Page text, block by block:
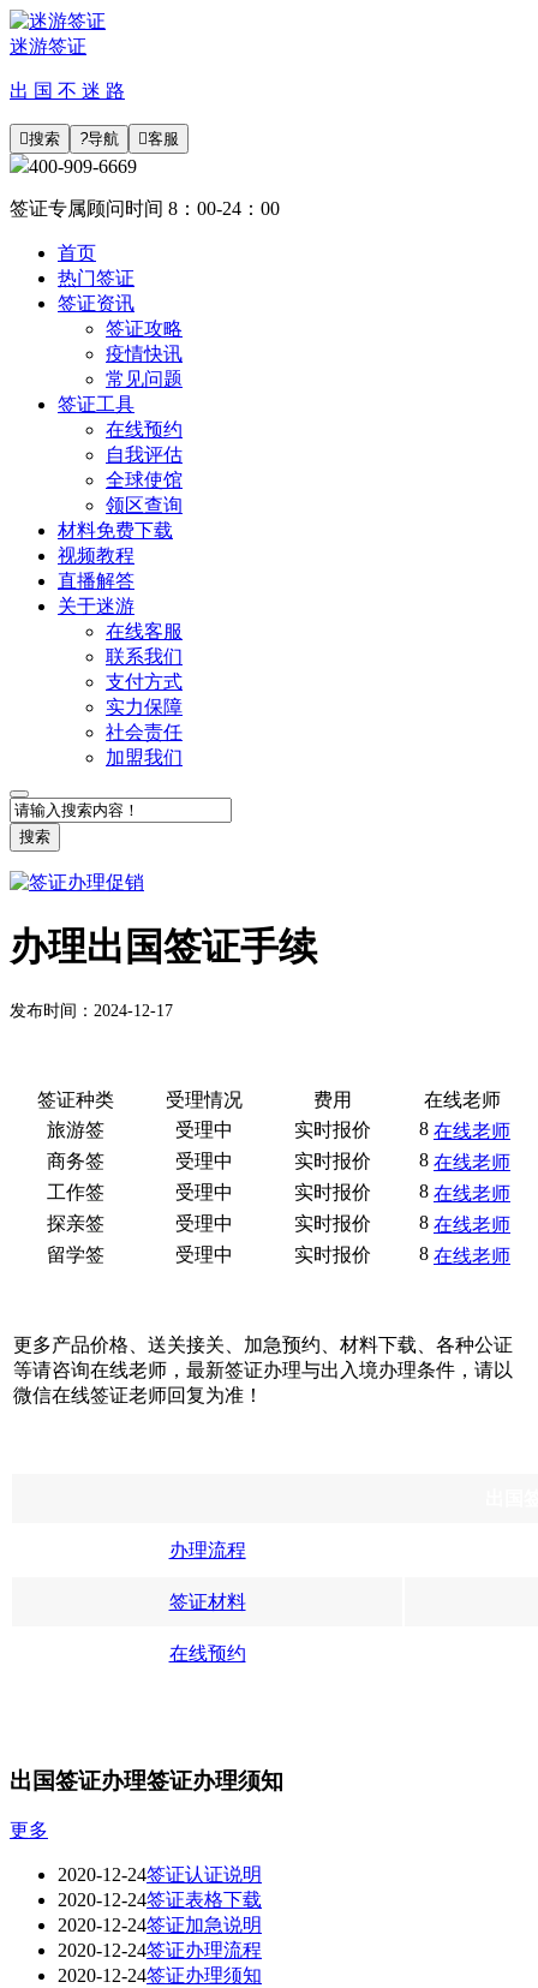
迷游签证
出 国 不 迷 路
搜索 ?导航 客服
400-909-6669
签证专属顾问时间 8：00-24：00
首页
热门签证
签证资讯
签证攻略
疫情快讯
常见问题
签证工具
在线预约
自我评估
全球使馆
领区查询
材料免费下载
视频教程
直播解答
关于迷游
在线客服
联系我们
支付方式
实力保障
社会责任
加盟我们
搜索
办理出国签证手续
发布时间：2024-12-17
签证种类 受理情况 费用
在线老师
旅游签
受理中 实时报价
在线老师
商务签
受理中 实时报价
在线老师
工作签
受理中 实时报价
在线老师
探亲签
受理中 实时报价
在线老师
留学签
受理中 实时报价 在线老师
更多产品价格、送关接关、加急预约、材料下载、各种公证
等请咨询在线老师，最新签证办理与出入境办理条件，请以
微信在线签证老师回复为准！
办理流程
签证材料
在线预约
出国签证办理签证办理须知
更多
2020-12-24签证认证说明
2020-12-24签证表格下载
2020-12-24签证加急说明
2020-12-24签证办理流程
2020-12-24签证办理须知